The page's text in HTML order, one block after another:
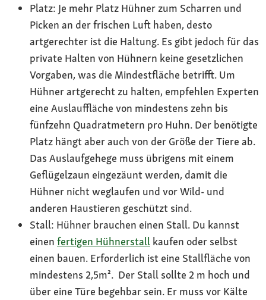
Platz: Je mehr Platz Hühner zum Scharren und
Picken an der frischen Luft haben, desto
artgerechter ist die Haltung. Es gibt jedoch für das
private Halten von Hühnern keine gesetzlichen
Vorgaben, was die Mindestfläche betrifft. Um
Hühner artgerecht zu halten, empfehlen Experten
eine Auslauffläche von mindestens zehn bis
fünfzehn Quadratmetern pro Huhn. Der benötigte
Platz hängt aber auch von der Größe der Tiere ab.
Das Auslaufgehege muss übrigens mit einem
Geflügelzaun eingezäunt werden, damit die
Hühner nicht weglaufen und vor Wild- und
anderen Haustieren geschützt sind.
Stall: Hühner brauchen einen Stall. Du kannst
einen fertigen Hühnerstall kaufen oder selbst
einen bauen. Erforderlich ist eine Stallfläche von
mindestens 2,5m². Der Stall sollte 2 m hoch und
über eine Türe begehbar sein. Er muss vor Kälte